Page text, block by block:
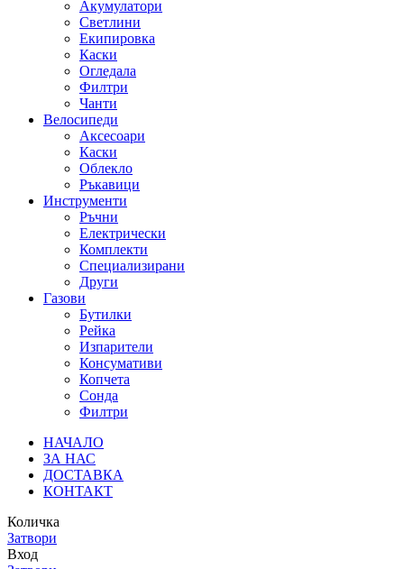
Акумулатори
Светлини
Екипировка
Каски
Огледала
Филтри
Чанти
Велосипеди
Аксесоари
Каски
Облекло
Ръкавици
Инструменти
Ръчни
Електрически
Комплекти
Специализирани
Други
Газови
Бутилки
Рейка
Изпарители
Консумативи
Копчета
Сонда
Филтри
НАЧАЛО
ЗА НАС
ДОСТАВКА
КОНТАКТ
Количка
Затвори
Вход